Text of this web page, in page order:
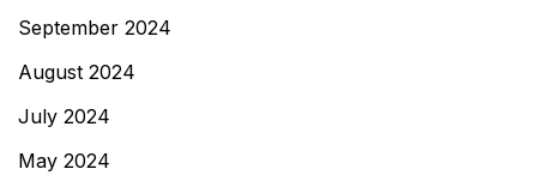
September 2024
August 2024
July 2024
May 2024